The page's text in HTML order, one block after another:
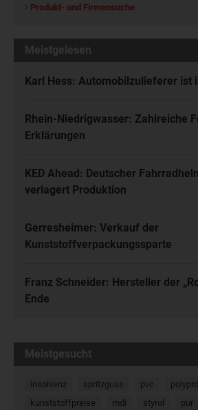
Produkt- und Firmensuche
Meistgelesen
Karl Hess: Automobilzulieferer ist
Rhein-Niedrigwasser: Zahlreiche
Erklärungen
KED Ahead: Deutscher
verlagert Produktion
Gerresheimer: Verkauf der
Kunststoffverpackungssparte
Franz Schneider: Hersteller der
Ende
Meistgesucht
insolvenz spritzguss pvc
kunststoffpreise
mdi styrol pur